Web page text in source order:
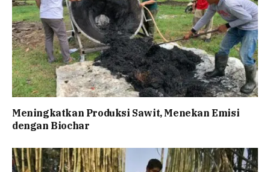
Meningkatkan Produksi Sawit, Menekan Emisi
dengan Biochar